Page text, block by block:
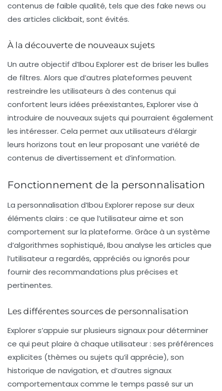
contenus de faible qualité, tels que des fake news ou
des articles clickbait, sont évités.
À la découverte de nouveaux sujets
Un autre objectif d’Ibou Explorer est de briser les bulles
de filtres. Alors que d’autres plateformes peuvent
restreindre les utilisateurs à des contenus qui
confortent leurs idées préexistantes, Explorer vise à
introduire de nouveaux sujets qui pourraient également
les intéresser. Cela permet aux utilisateurs d’élargir
leurs horizons tout en leur proposant une variété de
contenus de divertissement et d’information.
Fonctionnement de la personnalisation
La personnalisation d’Ibou Explorer repose sur deux
éléments clairs : ce que l’utilisateur aime et son
comportement sur la plateforme. Grâce à un système
d’algorithmes sophistiqué, Ibou analyse les articles que
l’utilisateur a regardés, appréciés ou ignorés pour
fournir des recommandations plus précises et
pertinentes.
Les différentes sources de personnalisation
Explorer s’appuie sur plusieurs signaux pour déterminer
ce qui peut plaire à chaque utilisateur : ses préférences
explicites (thèmes ou sujets qu’il apprécie), son
historique de navigation, et d’autres signaux
comportementauxcomme le temps passé sur un